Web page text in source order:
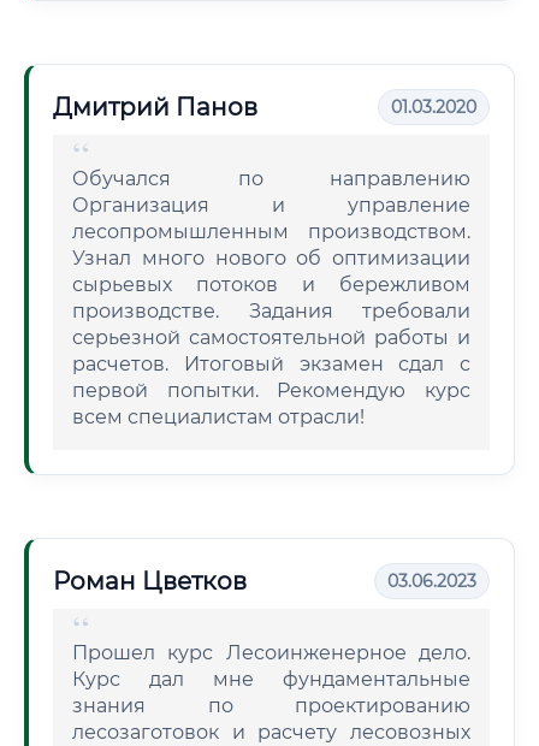
Дмитрий Панов 01.03.2020
Обучался по направлению
Организация и управление
лесопромышленным производством.
Узнал много нового об оптимизации
сырьевых потоков и бережливом
производстве. Задания требовали
серьезной самостоятельной работы и
расчетов. Итоговый экзамен сдал с
первой попытки. Рекомендую курс
всем специалистам отрасли!
Роман Цветков 03.06.2023
Прошел курс Лесоинженерное дело.
Курс дал мне фундаментальные
знания по проектированию
лесозаготовок и расчету лесовозных